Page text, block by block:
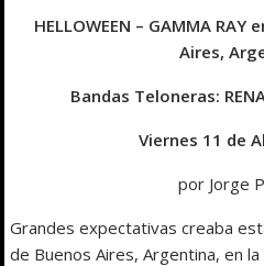
HELLOWEEN – GAMMA
Aires,
Bandas Teloneras:
Viernes 11 de
por Jorge
Grandes expectativas creaba
de Buenos Aires, Argentina, en